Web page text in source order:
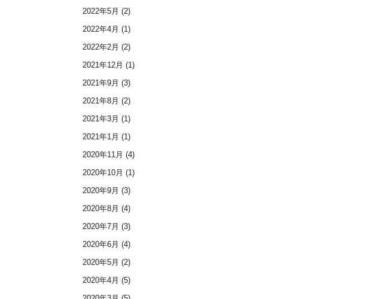
2022年5月 (2)
2022年4月 (1)
2022年2月 (2)
2021年12月 (1)
2021年9月 (3)
2021年8月 (2)
2021年3月 (1)
2021年1月 (1)
2020年11月 (4)
2020年10月 (1)
2020年9月 (3)
2020年8月 (4)
2020年7月 (3)
2020年6月 (4)
2020年5月 (2)
2020年4月 (5)